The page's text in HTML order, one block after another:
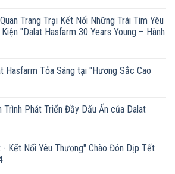
Trang Trại Kết Nối Những Trái Tim Yêu
"Dalat Hasfarm 30 Years Young – Hành
Hasfarm Tỏa Sáng tại "Hương Sắc Cao
Trình Phát Triển Đầy Dấu Ấn của Dalat
Kết Nối Yêu Thương" Chào Đón Dịp Tết